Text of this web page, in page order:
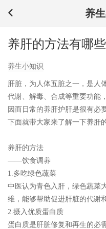
养
养肝的方法有哪些
养生小知识
肝脏，为人体五脏之一，是人
代谢、解毒、合成等重要功能
因而日常的养肝护肝是很有必
下面就带大家来了解一下养肝
养肝的方法
——饮食调养
1.多吃绿色蔬菜
中医认为青色入肝，绿色蔬菜
维，能够帮助促进肝脏的代谢
2.摄入优质蛋白质
蛋白质是肝脏修复和再生的必